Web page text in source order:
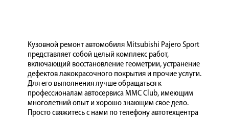
Кузовной ремонт автомобиля Mitsubishi Pajero Sport
представляет собой целый комплекс работ,
включающий восстановление геометрии, устранение
дефектов лакокрасочного покрытия и прочие услуги.
Для его выполнения лучше обращаться к
профессионалам автосервиса MMC Club, имеющим
многолетний опыт и хорошо знающим свое дело.
Просто свяжитесь с нами по телефону автотехцентра